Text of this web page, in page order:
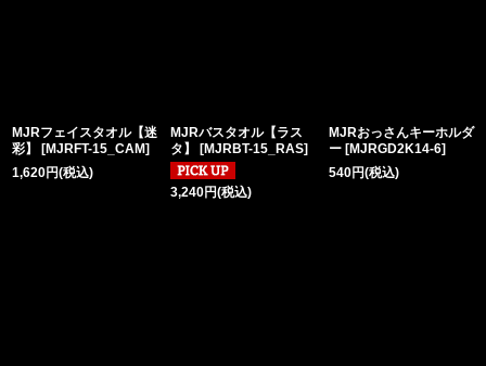
MJRフェイスタオル【迷
彩】
[MJRFT-15_CAM]
1,620円(税込)
MJRバスタオル【ラス
タ】
[MJRBT-15_RAS]
3,240円(税込)
MJRおっさんキーホルダ
ー [MJRGD2K14-6]
540円(税込)